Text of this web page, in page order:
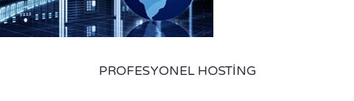
PROFESYONEL HOSTING